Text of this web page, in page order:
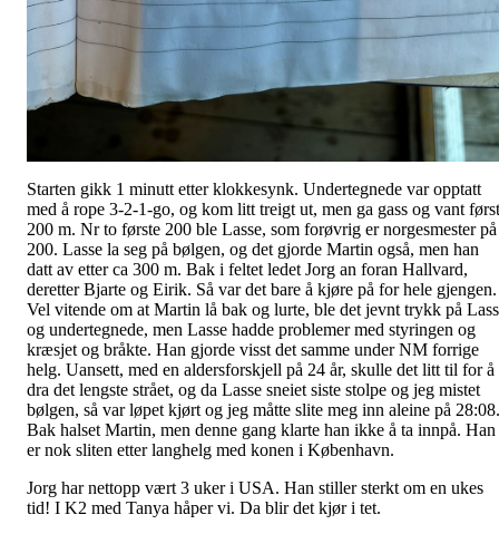
Starten gikk 1 minutt etter klokkesynk. Undertegnede var opptatt
med å rope 3-2-1-go, og kom litt treigt ut, men ga gass og vant
200 m. Nr to første 200 ble Lasse, som forøvrig er norgesmester på
200. Lasse la seg på bølgen, og det gjorde Martin også, men han
datt av etter ca 300 m. Bak i feltet ledet Jorg an foran Hallvard,
deretter Bjarte og Eirik. Så var det bare å kjøre på for hele gjengen.
Vel vitende om at Martin lå bak og lurte, ble det jevnt trykk på
og undertegnede, men Lasse hadde problemer med styringen og
kræsjet og bråkte. Han gjorde visst det samme under NM forrige
helg. Uansett, med en aldersforskjell på 24 år, skulle det litt til for å
dra det lengste strået, og da Lasse sneiet siste stolpe og jeg mistet
bølgen, så var løpet kjørt og jeg måtte slite meg inn aleine på 28:08.
Bak halset Martin, men denne gang klarte han ikke å ta innpå. Han
er nok sliten etter langhelg med konen i København.
Jorg har nettopp vært 3 uker i USA. Han stiller sterkt om en ukes
tid! I K2 med Tanya håper vi. Da blir det kjør i tet.